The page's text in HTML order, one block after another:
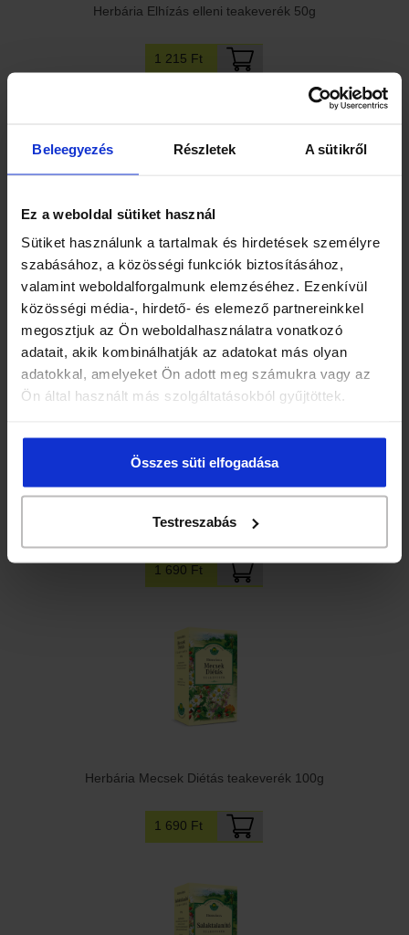
Beleegyezés Részletek A sütikről
Ez a weboldal sütiket használ
Sütiket használunk a tartalmak és hirdetések személyre
szabásához, a közösségi funkciók biztosításához,
valamint weboldalforgalmunk elemzéséhez. Ezenkívül
közösségi média-, hirdető- és elemező partnereinkkel
megosztjuk az Ön weboldalhasználatra vonatkozó
adatait, akik kombinálhatják az adatokat más olyan
adatokkal, amelyeket Ön adott meg számukra vagy az
Ön által használt más szolgáltatásokból gyűjtöttek.
Összes süti elfogadása
Testreszabás
Herbária Elhízás elleni teakeverék 50g
1 215 Ft
Herbária Emésztést elősegítő filteres teakeverék
1 460 Ft
Herbária Emésztést elősegítő teakeverék 100g
1 690 Ft
Herbária Mecsek Diétás teakeverék 100g
1 690 Ft